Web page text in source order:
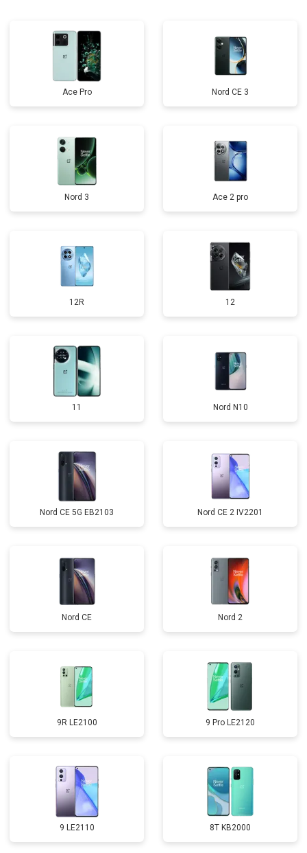
Ace Pro Nord CE 3
Nord 3 Ace 2 pro
12R 12
11 Nord N10
Nord CE 5G EB2103 Nord CE 2 IV2201
Nord CE Nord 2
9R LE2100 9 Pro LE2120
9 LE2110 8T KB2000